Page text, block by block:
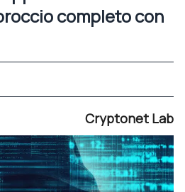
completo con
Cryptonet Lab